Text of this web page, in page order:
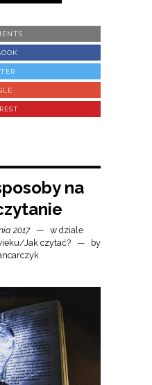
na
2017
w dziale
/Jak czytać?
by